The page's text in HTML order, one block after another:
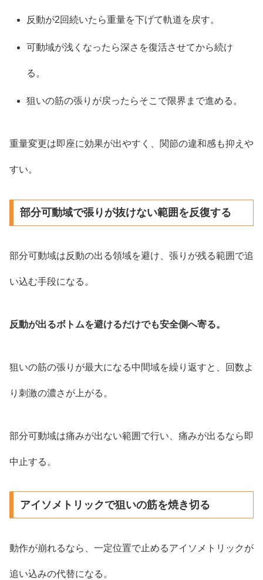
反動が2回続いたら重量を下げて軌道を戻す。
可動域が浅くなったら深さを復活させてから続け
る。
狙いの筋の張りが戻ったらそこで限界まで進める。
重量変更は即座に効果が出やすく、関節の違和感も抑えや
すい。
部分可動域で張りが抜けない範囲を反復する
部分可動域は反動の出る領域を避け、張りが残る範囲で追
い込む手段になる。
反動が出るボトムを避けるだけでも安全側へ寄る。
狙いの筋の張りが最大になる中間域を繰り返すと、回数よ
り刺激の濃さが上がる。
部分可動域は痛みが出ない範囲で行い、痛みが出るなら即
中止する。
アイソメトリックで狙いの筋を焼き切る
動作が崩れるなら、一定位置で止めるアイソメトリックが
追い込みの代替になる。